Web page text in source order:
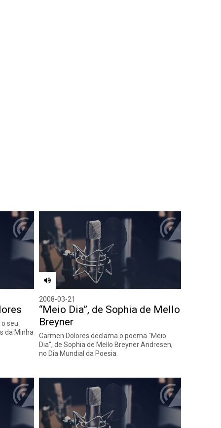
seu
da Minha
2008-03-21
“Meio Dia”, de Sophia de Mello
Breyner
Carmen Dolores declama o poema "Meio
Dia", de Sophia de Mello Breyner Andresen,
no Dia Mundial da Poesia.